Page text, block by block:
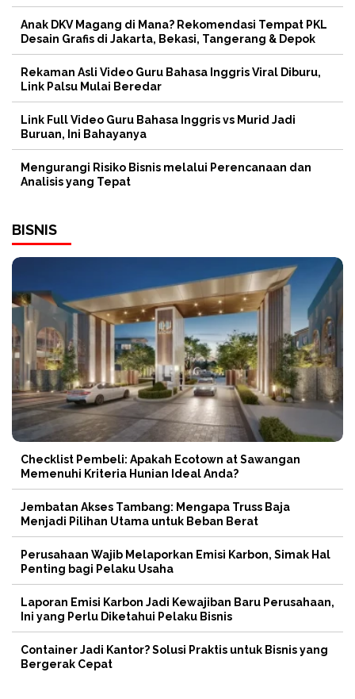
Anak DKV Magang di Mana? Rekomendasi Tempat PKL
Desain Grafis di Jakarta, Bekasi, Tangerang & Depok
Rekaman Asli Video Guru Bahasa Inggris Viral Diburu,
Link Palsu Mulai Beredar
Link Full Video Guru Bahasa Inggris vs Murid Jadi
Buruan, Ini Bahayanya
Mengurangi Risiko Bisnis melalui Perencanaan dan
Analisis yang Tepat
BISNIS
Checklist Pembeli: Apakah Ecotown at Sawangan
Memenuhi Kriteria Hunian Ideal Anda?
Jembatan Akses Tambang: Mengapa Truss Baja
Menjadi Pilihan Utama untuk Beban Berat
Perusahaan Wajib Melaporkan Emisi Karbon, Simak Hal
Penting bagi Pelaku Usaha
Laporan Emisi Karbon Jadi Kewajiban Baru Perusahaan,
Ini yang Perlu Diketahui Pelaku Bisnis
Container Jadi Kantor? Solusi Praktis untuk Bisnis yang
Bergerak Cepat